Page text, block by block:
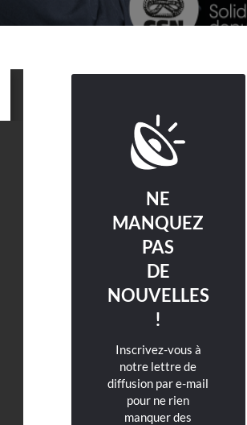
NE
MANQUEZ
PAS
DE
NOUVELLES
!
Inscrivez-vous à
notre lettre de
diffusion par e-mail
pour ne rien
manquer des